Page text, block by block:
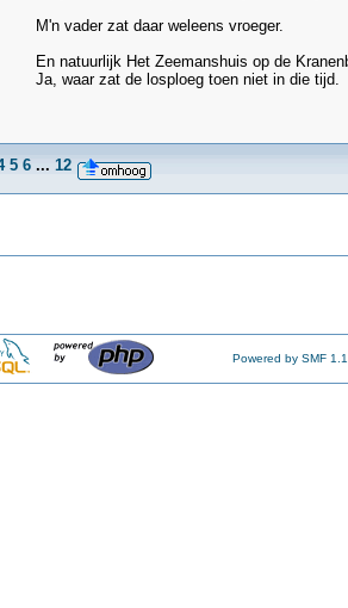
M'n vader zat daar weleens vroeger.
En natuurlijk Het Zeemanshuis op de
Ja, waar zat de losploeg toen niet in die tijd.
5 6 ... 12
Powered by SMF